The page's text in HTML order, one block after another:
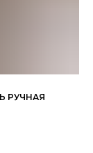
РУЧНАЯ